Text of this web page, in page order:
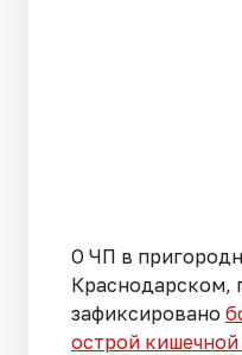
О ЧП в
Краснодарском,
зафиксировано
острой